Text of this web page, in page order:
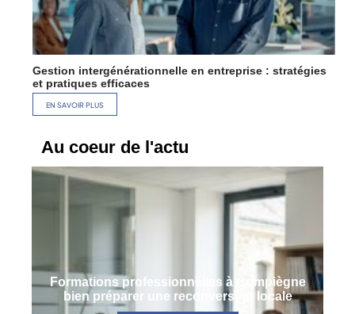
Gestion intergénérationnelle en entreprise : stratégies
et pratiques efficaces
EN SAVOIR PLUS
Au coeur de l'actu
Formations professionnelles à Compiègne
bien préparer une reconversion locale